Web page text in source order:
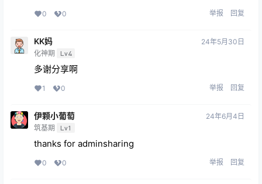
0 0 举报 回复
KK妈
化神期 Lv4
24年5月30日
多谢分享啊
1 0 举报 回复
伊颗小葡萄
筑基期 Lv1
24年6月4日
thanks for adminsharing
0 0 举报 回复